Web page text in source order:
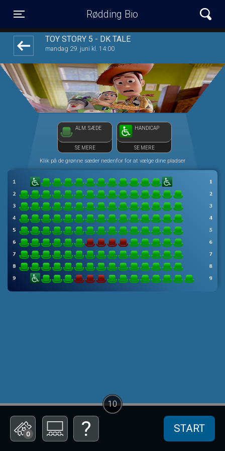
Rødding Bio
TOY STORY 5 - DK TALE
mandag 29. juni kl. 14:00
ALM. SÆDE
SE MERE
HANDICAP
SE MERE
Klik på de grønne sæder nedenfor for at vælge dine pladser
0 START
10
front03-cc 122403